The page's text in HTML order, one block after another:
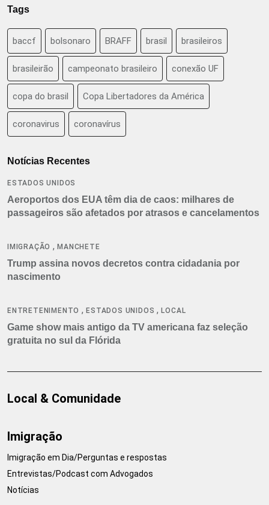
Tags
baccf bolsonaro BRAFF brasil brasileiros
brasileirão campeonato brasileiro conexão UF
copa do brasil Copa Libertadores da América
coronavirus coronavírus
Notícias Recentes
ESTADOS UNIDOS
Aeroportos dos EUA têm dia de caos: milhares de
passageiros são afetados por atrasos e cancelamentos
IMIGRAÇÃO ,MANCHETE
Trump assina novos decretos contra cidadania por
nascimento
ENTRETENIMENTO ,ESTADOS UNIDOS ,LOCAL
Game show mais antigo da TV americana faz seleção
gratuita no sul da Flórida
Local & Comunidade
Imigração
Imigração em Dia/Perguntas e respostas
Entrevistas/Podcast com Advogados
Notícias